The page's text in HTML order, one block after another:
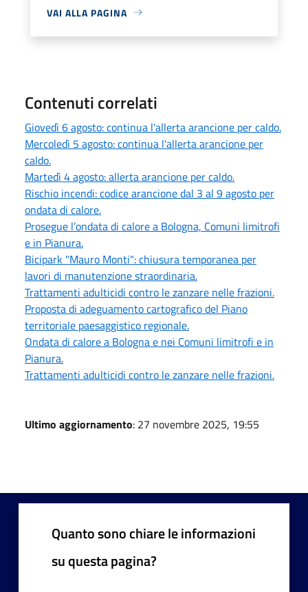
VAI ALLA PAGINA
Contenuti correlati
Giovedì 6 agosto: continua l'allerta arancione per caldo.
Mercoledì 5 agosto: continua l'allerta arancione per
caldo.
Martedì 4 agosto: allerta arancione per caldo.
Rischio incendi: codice arancione dal 3 al 9 agosto per
ondata di calore.
Prosegue l’ondata di calore a Bologna, Comuni limitrofi
e in Pianura.
Bicipark "Mauro Monti": chiusura temporanea per
lavori di manutenzione straordinaria.
Trattamenti adulticidi contro le zanzare nelle frazioni.
Proposta di adeguamento cartografico del Piano
territoriale paesaggistico regionale.
Ondata di calore a Bologna e nei Comuni limitrofi e in
Pianura.
Trattamenti adulticidi contro le zanzare nelle frazioni.
Ultimo aggiornamento: 27 novembre 2025, 19:55
Quanto sono chiare le informazioni
su questa pagina?